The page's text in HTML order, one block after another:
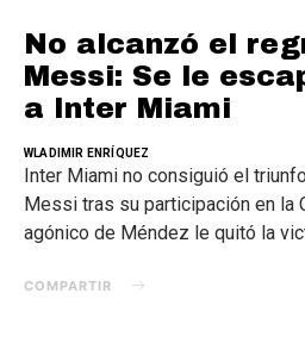
No alcanzó el
Messi: Se le
a Inter Miami
WLADIMIR ENRÍQUEZ
Inter Miami no consiguió el
Messi tras su participación en la
agónico de Méndez le quitó la
COMPARTIR